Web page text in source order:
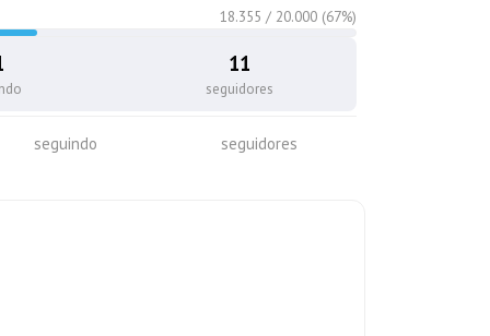
18.355 / 20.000 (67%)
11
seguidores
seguindo seguidores